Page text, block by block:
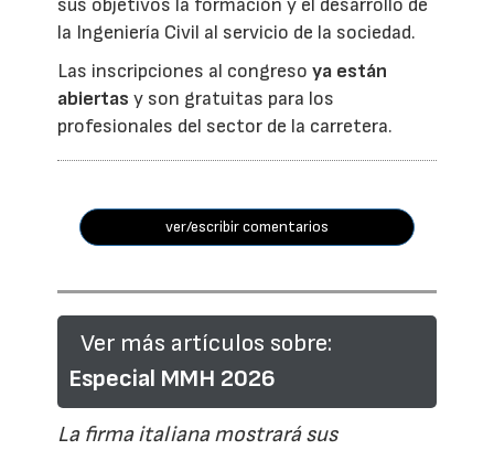
sus objetivos la formación y el desarrollo de
la Ingeniería Civil al servicio de la sociedad.
Las inscripciones al congresoya están
abiertas y son gratuitas para los
profesionales del sector de la carretera.
ver/escribir comentarios
Ver más artículos sobre:
Especial MMH 2026
La firma italiana mostrará sus